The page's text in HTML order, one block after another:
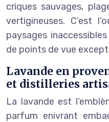
criques sauvages,
vertigineuses. C’est
paysages
de points de vue
Lavande en
et distilleries
La lavande est
parfum enivrant